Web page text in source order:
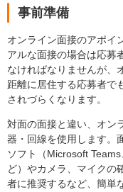
事前準備
オンライン面接のアポイ
アルな面接の場合は応募
なければなりませんが、
距離に居住する応募者で
されづらくなります。
対面の面接と違い、オン
器・回線を使用します。
ソフト（Microsoft
ど）やカメラ、マイクの
者に推奨するなど、簡単